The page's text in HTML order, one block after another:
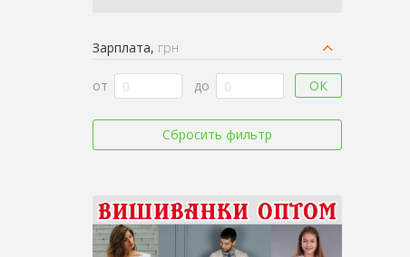
Зарплата, грн
от до ОК
Сбросить фильтр